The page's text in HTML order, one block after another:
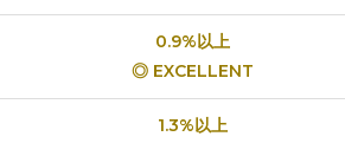
0.9%以上
◎ EXCELLENT
1.3%以上